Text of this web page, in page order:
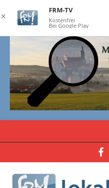
✕
FRM-TV
Kostenfrei
Bei Google Play